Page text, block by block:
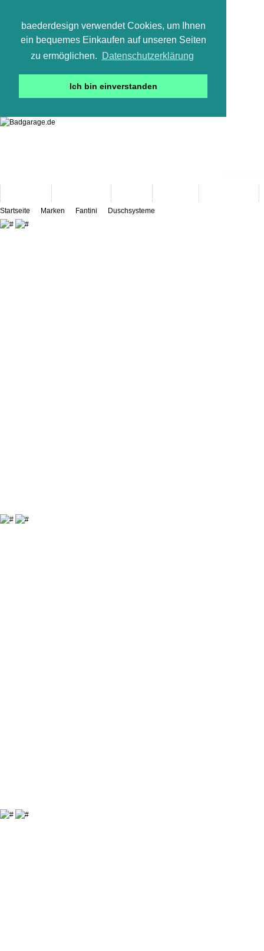
baederdesign verwendet Cookies, um Ihnen
ein bequemes Einkaufen auf unseren Seiten
zu ermöglichen.
Datenschutzerklärung
Ich bin einverstanden
Startseite Marken Fantini Duschsysteme